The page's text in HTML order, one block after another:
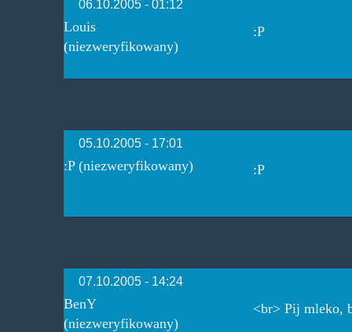
06.10.2005 - 01:12
Louis
(niezweryfikowany)
:P
05.10.2005 - 17:01
:P (niezweryfikowany) :P
07.10.2005 - 14:24
BenY
(niezweryfikowany)
<br> Pij mleko,